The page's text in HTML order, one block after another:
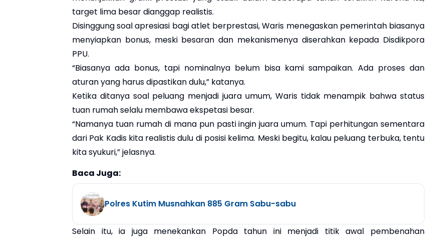
target lima besar dianggap realistis.
Disinggung soal apresiasi bagi atlet berprestasi, Waris menegaskan pemerintah biasanya
menyiapkan bonus, meski besaran dan mekanismenya diserahkan kepada Disdikpora
PPU.
“Biasanya ada bonus, tapi nominalnya belum bisa kami sampaikan. Ada proses dan
aturan yang harus dipastikan dulu,” katanya.
Ketika ditanya soal peluang menjadi juara umum, Waris tidak menampik bahwa status
tuan rumah selalu membawa ekspetasi besar.
“Namanya tuan rumah di mana pun pasti ingin juara umum. Tapi perhitungan sementara
dari Pak Kadis kita realistis dulu di posisi kelima. Meski begitu, kalau peluang terbuka, tentu
kita syukuri,” jelasnya.
Baca Juga:
Polres Kutim Musnahkan 885 Gram Sabu-sabu
Selain itu, ia juga menekankan Popda tahun ini menjadi titik awal pembenahan